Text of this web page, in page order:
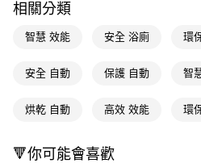
ATM／網路銀行／等多元方式進行付款，
購買商品的店家。未經商家同意取消之訂
※ 交易是否成功請以「AFTEE先享後付
是否繳費成功／繳費後需取消欲退款等相
易，需依本服務之必要範圍內提供個人資
相關分類
智慧 效能 安全 浴廁 環
安全 自動 保護 自動 智
烘乾 自動 高效 效能 環
🔻你可能會喜歡